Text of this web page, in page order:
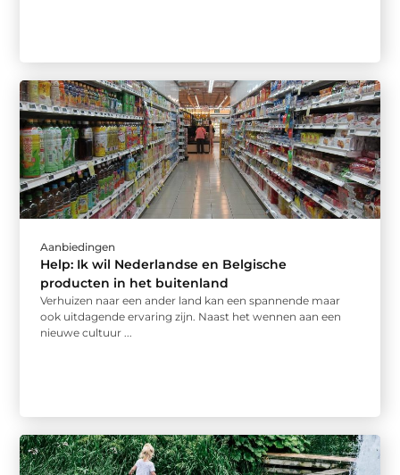
Aanbiedingen
Help: Ik wil Nederlandse en Belgische
producten in het buitenland
Verhuizen naar een ander land kan een spannende maar
ook uitdagende ervaring zijn. Naast het wennen aan een
nieuwe cultuur ...